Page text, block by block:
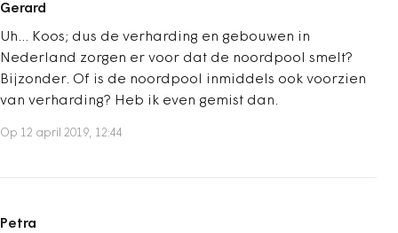
Gerard
Uh... Koos; dus de verharding en gebouwen in
Nederland zorgen er voor dat de noordpool smelt?
Bijzonder. Of is de noordpool inmiddels ook voorzien
van verharding? Heb ik even gemist dan.
Op 12 april 2019, 12:44
Petra